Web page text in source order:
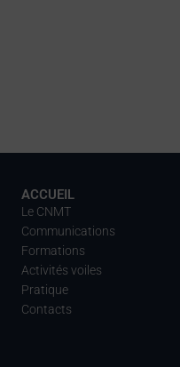
ACCUEIL
Le CNMT
Communications
Formations
Activités voiles
Pratique
Contacts